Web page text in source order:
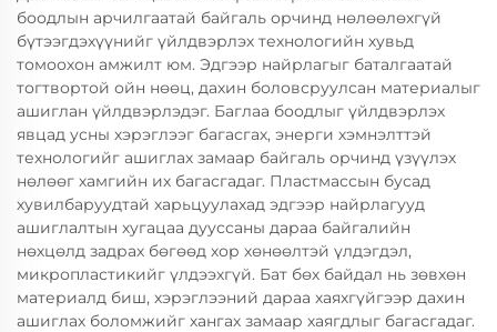
боодлын арчилгаатай байгаль орчинд нөлөөлөхгүй
бүтээгдэхүүнийг үйлдвэрлэх технологийн хувьд
томоохон амжилт юм. Эдгээр найрлагыг баталгаатай
тогтвортой ойн нөөц, дахин боловсруулсан материалыг
ашиглан үйлдвэрлэдэг. Баглаа боодлыг үйлдвэрлэх
явцад усны хэрэглээг багасгах, энерги хэмнэлттэй
технологийг ашиглах замаар байгаль орчинд үзүүлэх
нөлөөг хамгийн их багасгадаг. Пластмассын бусад
хувилбаруудтай харьцуулахад эдгээр найрлагууд
ашиглалтын хугацаа дууссаны дараа байгалийн
нөхцөлд задрах бөгөөд хор хөнөөлтэй үлдэгдэл,
микропластикийг үлдээхгүй. Бат бөх байдал нь зөвхөн
материалд биш, хэрэглээний дараа хаяхгүйгээр дахин
ашиглах боломжийг хангах замаар хаягдлыг багасгадаг.